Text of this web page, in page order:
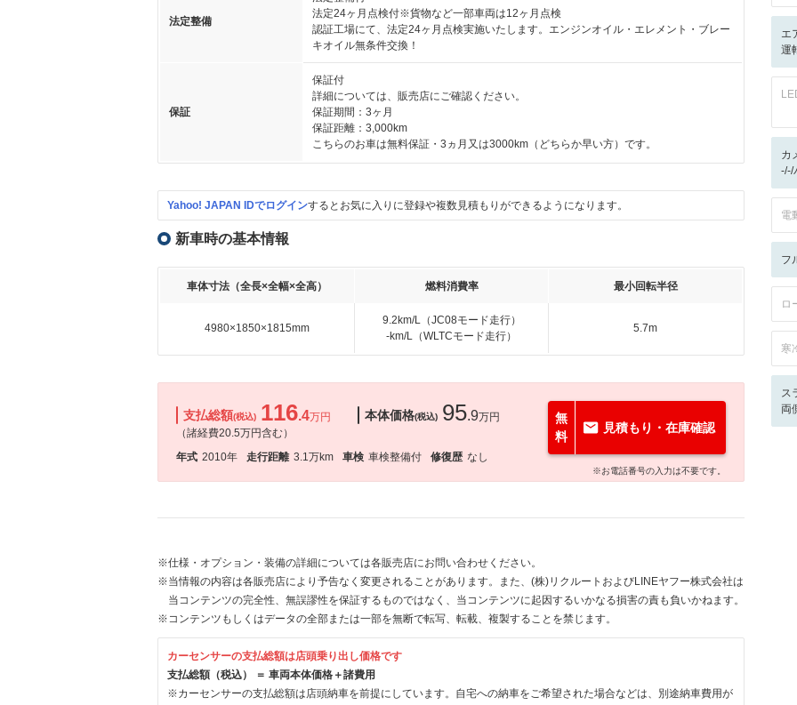
法定整備
法定24ヶ月点検付※貨物など一部車両は12ヶ月点検
認証工場にて、法定24ヶ月点検実施いたします。エンジンオイル・エレメント・ブレー
キオイル無条件交換！
保証
保証付
詳細については、販売店にご確認ください。
保証期間：3ヶ月
保証距離：3,000km
こちらのお車は無料保証・3ヵ月又は3000km（どちらか早い方）です。
Yahoo! JAPAN IDでログインするとお気に入りに登録や複数見積もりができるようになります。
新車時の基本情報
車体寸法（全長×全幅×全高） 燃料消費率 最小回転半径
4980×1850×1815mm
9.2km/L（JC08モード走行）
-km/L（WLTCモード走行）
5.7m
支払総額(税込) 116.4万円
（諸経費20.5万円含む）
本体価格(税込) 95.9万円
年式 2010年 走行距離 3.1万km 車検 車検整備付 修復歴 なし
無
料
見積もり・在庫確認
※お電話番号の入力は不要です。
※仕様・オプション・装備の詳細については各販売店にお問い合わせください。
※当情報の内容は各販売店により予告なく変更されることがあります。また、(株)リクルートおよびLINEヤフー株式会社は
当コンテンツの完全性、無誤謬性を保証するものではなく、当コンテンツに起因するいかなる損害の責も負いかねます。
※コンテンツもしくはデータの全部または一部を無断で転写、転載、複製することを禁じます。
カーセンサーの支払総額は店頭乗り出し価格です
支払総額（税込） ＝ 車両本体価格＋諸費用
※カーセンサーの支払総額は店頭納車を前提にしています。自宅への納車をご希望された場合などは、別途納車費用が
エ
運
カ
-/-/
電
フ
ロ
寒
ス
両